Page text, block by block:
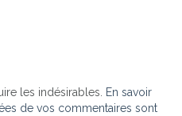
les indésirables. En savoir
de vos commentaires sont